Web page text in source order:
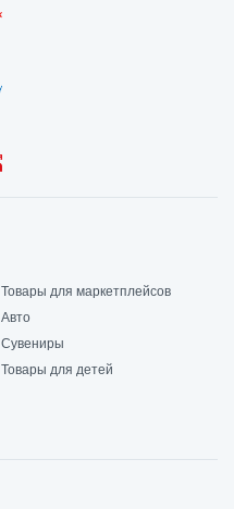
Товары для маркетплейсов
Авто
Сувениры
Товары для детей